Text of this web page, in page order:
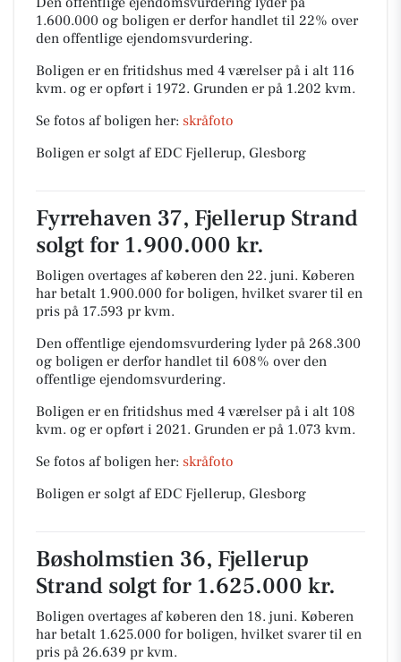
1.600.000 og boligen er derfor handlet til 22% over
den offentlige ejendomsvurdering.
Boligen er en fritidshus med 4 værelser på i alt 116
kvm. og er opført i 1972. Grunden er på 1.202 kvm.
Se fotos af boligen her: skråfoto
Boligen er solgt af EDC Fjellerup, Glesborg
Fyrrehaven 37, Fjellerup Strand
solgt for 1.900.000 kr.
Boligen overtages af køberen den 22. juni. Køberen
har betalt 1.900.000 for boligen, hvilket svarer til en
pris på 17.593 pr kvm.
Den offentlige ejendomsvurdering lyder på 268.300
og boligen er derfor handlet til 608% over den
offentlige ejendomsvurdering.
Boligen er en fritidshus med 4 værelser på i alt 108
kvm. og er opført i 2021. Grunden er på 1.073 kvm.
Se fotos af boligen her: skråfoto
Boligen er solgt af EDC Fjellerup, Glesborg
Bøsholmstien 36, Fjellerup
Strand solgt for 1.625.000 kr.
Boligen overtages af køberen den 18. juni. Køberen
har betalt 1.625.000 for boligen, hvilket svarer til en
pris på 26.639 pr kvm.